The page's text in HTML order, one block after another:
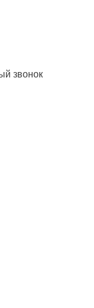
звонок